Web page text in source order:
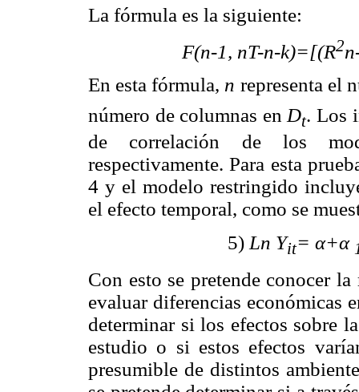
La fórmula es la siguiente:
F(n-1, nT-n-k)=[(R2
En esta fórmula, n representa el
número de columnas enDt. Los
de correlación de los
respectivamente. Para esta
4 y el modelo restringido
el efecto temporal, como se
5) Ln Υit= α+α
Con esto se pretende conocer
evaluar diferencias económicas
determinar si los efectos sobre
estudio o si estos efectos
presumible de distintos